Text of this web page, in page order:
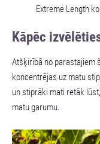
Extreme Length
Kāpēc
Atšķirībā no parastajiem
koncentrējas uz matu
un stiprāki mati retāk
matu garumu.